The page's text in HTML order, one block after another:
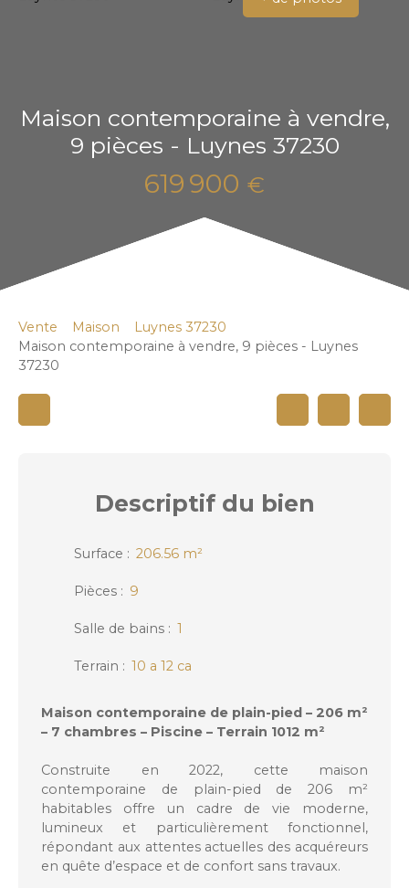
Maison contemporaine à vendre,
9 pièces - Luynes 37230
619 900 €
Vente Maison
Luynes 37230
Maison contemporaine à vendre, 9 pièces - Luynes
37230
Descriptifdu bien
Surface : 206.56 m²
Pièces : 9
Salle de bains : 1
Terrain : 10 a 12 ca
Maison contemporaine de plain-pied – 206 m²
– 7 chambres – Piscine – Terrain 1012 m²
Construite en 2022, cette maison
contemporaine de plain-pied de 206 m²
habitables offre un cadre de vie moderne,
lumineux et particulièrement fonctionnel,
répondant aux attentes actuelles des acquéreurs
en quête d’espace et de confort sans travaux.